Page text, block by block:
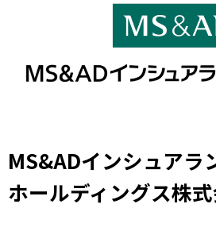
MS&ADインシュアラ
ホールディングス株